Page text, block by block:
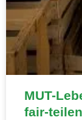
MUT-
fair-